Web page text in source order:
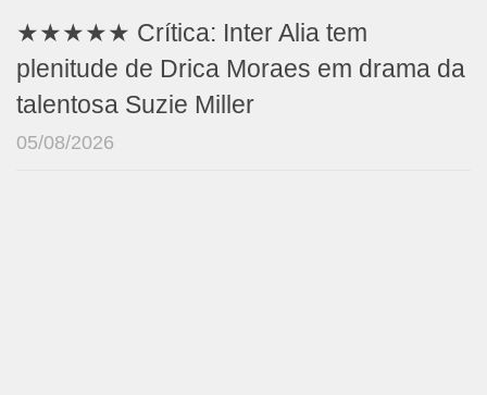
★★★★★ Crítica: Inter Alia tem
plenitude de Drica Moraes em drama da
talentosa Suzie Miller
05/08/2026